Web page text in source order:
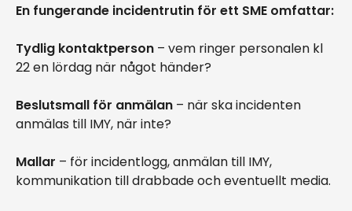
En fungerande incidentrutin för ett SME omfattar:
Tydlig kontaktperson – vem ringer personalen kl
22 en lördag när något händer?
Beslutsmall för anmälan – när ska incidenten
anmälas till IMY, när inte?
Mallar – för incidentlogg, anmälan till IMY,
kommunikation till drabbade och eventuellt media.